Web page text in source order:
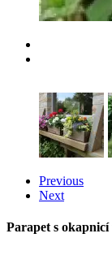
Previous
Next
Parapet s